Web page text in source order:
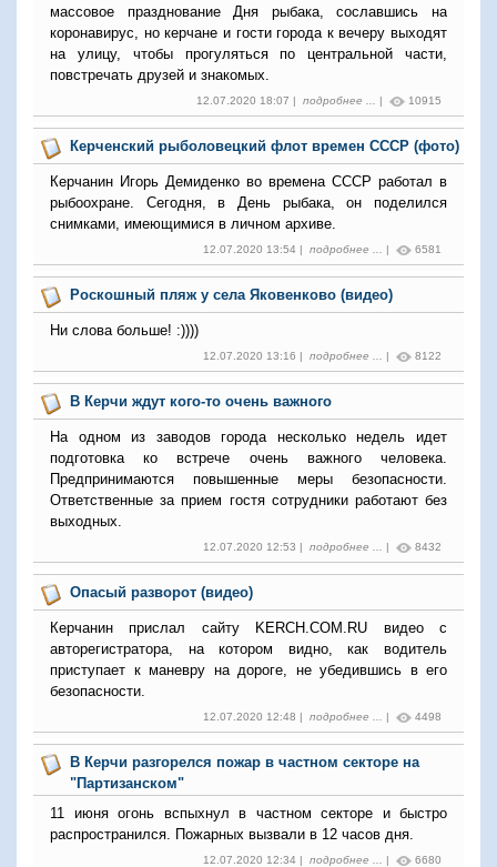
массовое празднование Дня рыбака, сославшись на
коронавирус, но керчане и гости города к вечеру выходят
на улицу, чтобы прогуляться по центральной части,
повстречать друзей и знакомых.
12.07.2020 18:07 | подробнее ... | 10915
Керченский рыболовецкий флот времен СССР (фото)
Керчанин Игорь Демиденко во времена СССР работал в
рыбоохране. Сегодня, в День рыбака, он поделился
снимками, имеющимися в личном архиве.
12.07.2020 13:54 | подробнее ... | 6581
Роскошный пляж у села Яковенково (видео)
Ни слова больше! :))))
12.07.2020 13:16 | подробнее ... | 8122
В Керчи ждут кого-то очень важного
На одном из заводов города несколько недель идет
подготовка ко встрече очень важного человека.
Предпринимаются повышенные меры безопасности.
Ответственные за прием гостя сотрудники работают без
выходных.
12.07.2020 12:53 | подробнее ... | 8432
Опасый разворот (видео)
Керчанин прислал сайту KERCH.COM.RU видео с
авторегистратора, на котором видно, как водитель
приступает к маневру на дороге, не убедившись в его
безопасности.
12.07.2020 12:48 | подробнее ... | 4498
В Керчи разгорелся пожар в частном секторе на
"Партизанском"
11 июня огонь вспыхнул в частном секторе и быстро
распространился. Пожарных вызвали в 12 часов дня.
12.07.2020 12:34 | подробнее ... | 6680